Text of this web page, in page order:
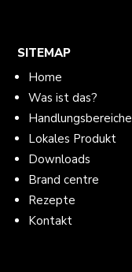
SITEMAP
Home
Was ist das?
Handlungsbereiche
Lokales Produkt
Downloads
Brand centre
Rezepte
Kontakt